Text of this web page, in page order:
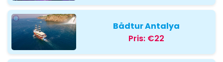
Bådtur Antalya
Pris: €22